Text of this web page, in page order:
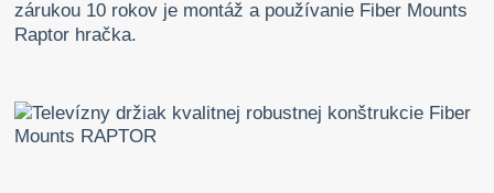
zárukou 10 rokov je montáž a používanie Fiber Mounts
Raptor hračka.